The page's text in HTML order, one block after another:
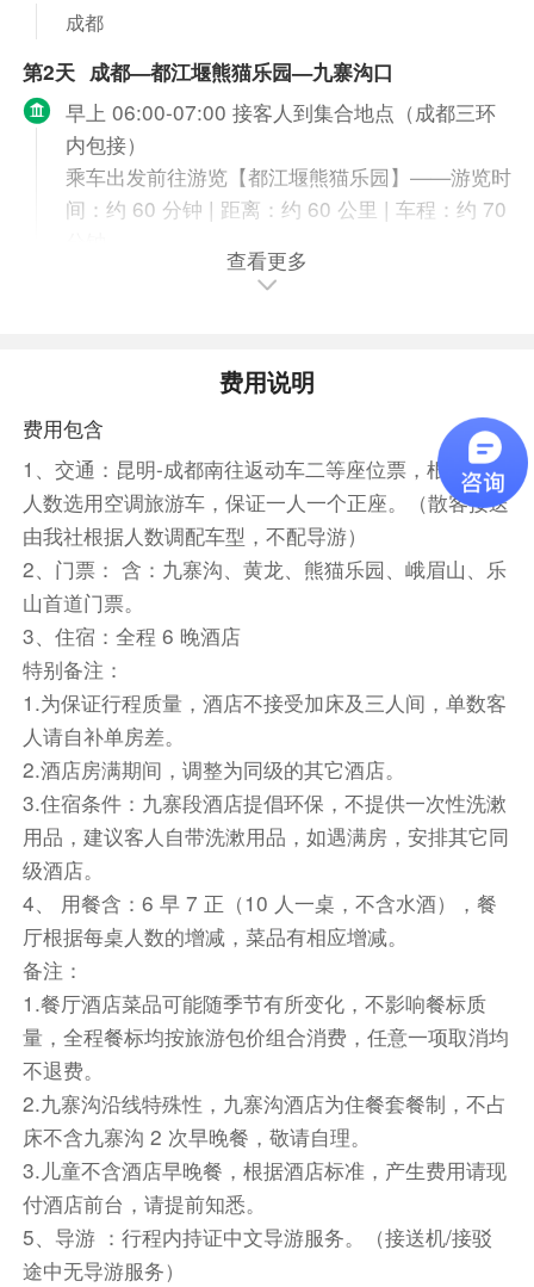
成都
第2天 成都—都江堰熊猫乐园—九寨沟口
早上 06:00-07:00 接客人到集合地点（成都三环
内包接）
乘车出发前往游览【都江堰熊猫乐园】——游览时
间：约 60 分钟 | 距离：约 60 公里 | 车程：约 70
中午享用特色午餐【熊猫主题盛宴】/或【川西农
享用晚餐——赠送走进【藏民家访活动】跟热情的
九寨沟藏族同胞一起喝酒吃肉，载歌载舞——用餐
时间：约 60 分钟
景点介绍
都江堰熊猫乐园：
按照绿色建筑三星奖的标准设计，同时紧邻大熊猫
栖息地世界遗产区域，拥有适宜大熊猫生活的气候
和自然环境。这里，有方竹、拐棍竹、箭竹等可供
大熊猫的食用竹，可以说衣食无忧。目前，首批从
野外救助以及伤残疗养的 10 只大熊猫率先入住基
地，而今后这里能够满足 40 只大熊猫的救护。
藏民家访藏式土火锅：牦牛骨熬的汤营养丰富，配
有当地特有的牦牛肉，藏香猪肉片等，加上野山菌
和各种素菜煮在一起，配上各种药材，让您充分的
感受高原不同的风味，与藏族同胞一起歌舞。（此
项目为赠送项目，如因疫情等不可抗力因素造成不
能享用，则取消此项目，不退费不等换同价项目，
敬请谅解。）
温馨提示：
1.因早上小车师傅接客人数较多，住的地方离集合
地点远的客人会接的比较早，接驳过程可能会有一
段时间的等待，具体的时间出发前一晚师傅或者导
游会与您联系，请保持电话畅通。
2.高原地区早晚温差大，天气变化异常请备好保暖
衣物、雨伞、防晒霜，太阳镜等物品。
餐饮
早餐：包含
中餐：包含
晚餐：包含
查看更多
费用说明
费用包含
1、交通：昆明-成都南往返动车二等座位票，根据实际
人数选用空调旅游车，保证一人一个正座。（散客接送
由我社根据人数调配车型，不配导游）
2、门票： 含：九寨沟、黄龙、熊猫乐园、峨眉山、乐
山首道门票。
3、住宿：全程 6 晚酒店
特别备注：
1.为保证行程质量，酒店不接受加床及三人间，单数客
人请自补单房差。
2.酒店房满期间，调整为同级的其它酒店。
3.住宿条件：九寨段酒店提倡环保，不提供一次性洗漱
用品，建议客人自带洗漱用品，如遇满房，安排其它同
级酒店。
4、 用餐含：6 早 7 正（10 人一桌，不含水酒），餐
厅根据每桌人数的增减，菜品有相应增减。
备注：
1.餐厅酒店菜品可能随季节有所变化，不影响餐标质
量，全程餐标均按旅游包价组合消费，任意一项取消均
不退费。
2.九寨沟沿线特殊性，九寨沟酒店为住餐套餐制，不占
床不含九寨沟 2 次早晚餐，敬请自理。
3.儿童不含酒店早晚餐，根据酒店标准，产生费用请现
付酒店前台，请提前知悉。
5、导游 ：行程内持证中文导游服务。（接送机/接驳
途中无导游服务）